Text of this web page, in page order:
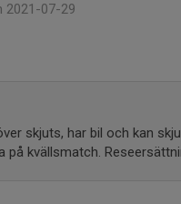
2021-07-29
skjuts, har bil och kan
kvällsmatch.